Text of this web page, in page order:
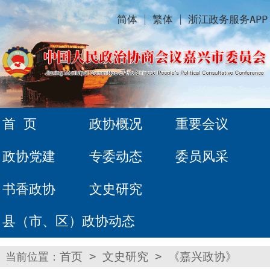
简体 繁体 浙江政务服务APP
首 页 政协概况 重要会议
政协党建 专委动态 委员风采
书香政协 文史研究
县（市、区）政协动态
当前位置： 首页 > 文史研究 > 《嘉兴政协》